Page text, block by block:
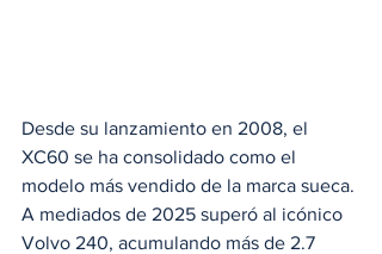
Desde su lanzamiento en 2008, el
XC60 se ha consolidado como el
modelo más vendido de la marca sueca.
A mediados de 2025 superó al icónico
Volvo 240, acumulando más de 2.7